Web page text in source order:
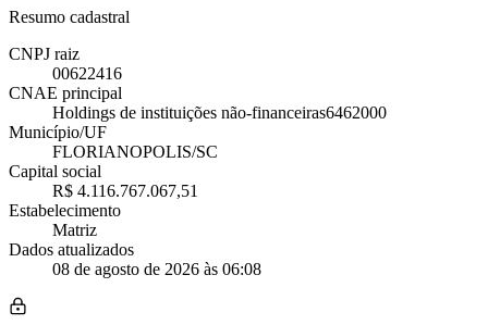
Resumo cadastral
CNPJ raiz
00622416
CNAE principal
Holdings de instituições não-financeiras6462000
Município/UF
FLORIANOPOLIS/SC
Capital social
R$ 4.116.767.067,51
Estabelecimento
Matriz
Dados atualizados
08 de agosto de 2026 às 06:08